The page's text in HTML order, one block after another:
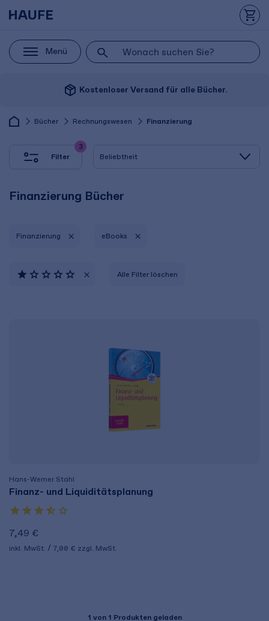
Menü
package_2 Kostenloser Versand für alle Bücher.
Bücher Rechnungswesen Finanzierung
Filter
3
Finanzierung Bücher
Finanzierung eBooks
Alle Filter löschen
Hans-Werner Stahl
Finanz- und Liquiditätsplanung
7,49 €
inkl. MwSt. 7,00 € zzgl. MwSt.
1 von 1 Produkten geladen